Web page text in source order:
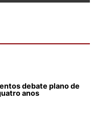
debate plano de
anos